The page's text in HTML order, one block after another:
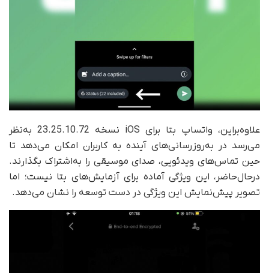
علاوه‌براین، واتساپ بتا برای iOS نسخه 23.25.10.72 به‌نظر
می‌رسد در به‌روزرسانی‌های آینده به کاربران امکان می‌دهد تا
حین تماس‌های ویدئویی، صدای موسیقی را به‌اشتراک بگذارند.
در‌حال‌‌حاضر، این ویژگی آماده برای آزمایش‌های بتا نیست؛ اما
تصویر پیش‌نمایش این ویژگی در دست توسعه را نشان می‌دهد.